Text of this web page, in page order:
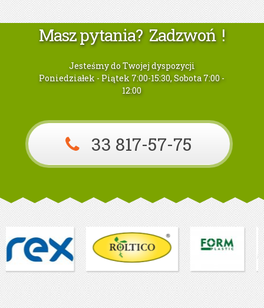
Masz pytania? Zadzwoń !
Jesteśmy do Twojej dyspozycji
Poniedziałek - Piątek 7:00-15:30, Sobota 7:00 -
12:00
33 817-57-75